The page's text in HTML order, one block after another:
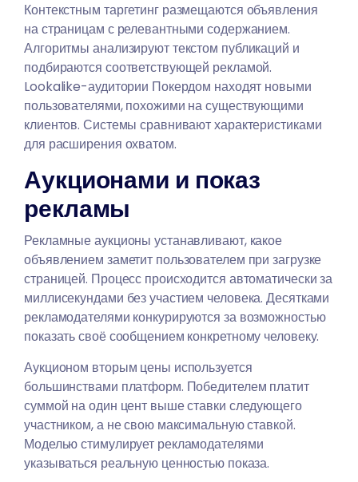
Контекстным таргетинг размещаются объявления
на страницам с релевантными содержанием.
Алгоритмы анализируют текстом публикаций и
подбираются соответствующей рекламой.
Lookalike-аудитории Покердом находят новыми
пользователями, похожими на существующими
клиентов. Системы сравнивают характеристиками
для расширения охватом.
Аукционами и показ
рекламы
Рекламные аукционы устанавливают, какое
объявлением заметит пользователем при загрузке
страницей. Процесс происходится автоматически за
миллисекундами без участием человека. Десятками
рекламодателями конкурируются за возможностью
показать своё сообщением конкретному человеку.
Аукционом вторым цены используется
большинствами платформ. Победителем платит
суммой на один цент выше ставки следующего
участником, а не свою максимальную ставкой.
Моделью стимулирует рекламодателями
указываться реальную ценностью показа.